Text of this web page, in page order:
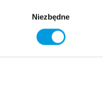
Niezbędne